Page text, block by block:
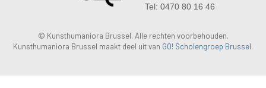
Tel: 0470 80 16 46
© Kunsthumaniora Brussel. Alle rechten voorbehouden.
Kunsthumaniora Brussel maakt deel uit van GO! Scholengroep Brussel.